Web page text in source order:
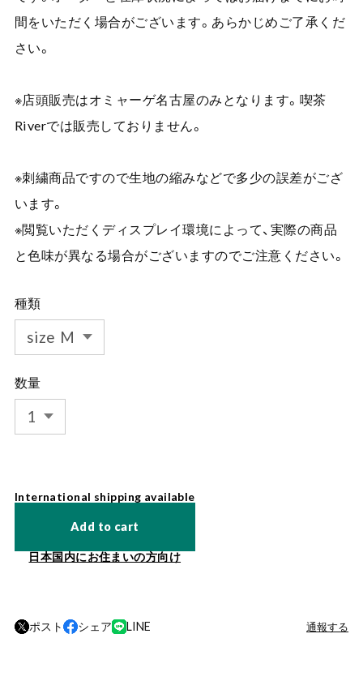
間をいただく場合がございます。あらかじめご了承くだ
さい。
※店頭販売はオミャーゲ名古屋のみとなります。喫茶
Riverでは販売しておりません。
※刺繍商品ですので生地の縮みなどで多少の誤差がござ
います。
※閲覧いただくディスプレイ環境によって、実際の商品
と色味が異なる場合がございますのでご注意ください。
種類
数量
International shipping available
Add to cart
日本国内にお住まいの方向け
ポスト シェア LINE 通報する